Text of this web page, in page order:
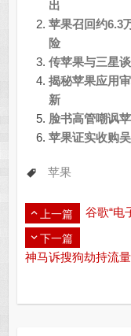
出
苹果召回约6.3
险
传苹果与三星
揭秘苹果应用
新
脸书高管嘲讽
苹果证实收购
苹果
上一篇 谷歌“电
下一篇
神马诉搜狗劫持流